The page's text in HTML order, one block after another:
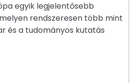
egyik legjelentősebb
rendszeresen több mint
és a tudományos kutatás